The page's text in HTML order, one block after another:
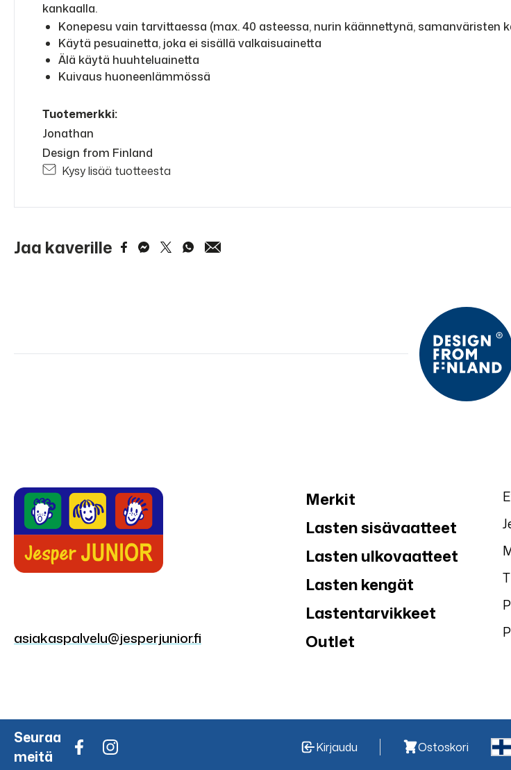
kankaalla.
Konepesu vain tarvittaessa (max. 40 asteessa, nurin käännettynä, samanväristen
Käytä pesuainetta, joka ei sisällä valkaisuainetta
Älä käytä huuhteluainetta
Kuivaus huoneenlämmössä
Tuotemerkki:
Jonathan
Design from Finland
Kysy lisää tuotteesta
Jaa kaverille
asiakaspalvelu@jesperjunior.fi
Merkit
Lasten sisävaatteet
Lasten ulkovaatteet
Lasten kengät
Lastentarvikkeet
Outlet
Seuraa
meitä
Kirjaudu Ostoskori